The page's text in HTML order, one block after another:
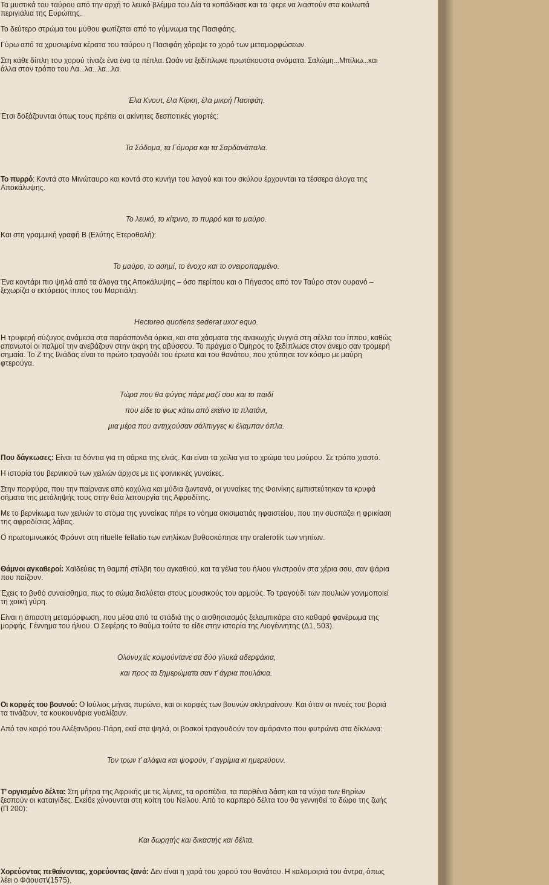
Τα μυστικά του ταύρου από την αρχή το λευκό βλέμμα του Δία τα κοπάδιασε και τα ‘φερε να λιαστούν στα κοιλωπά
περιγιάλια της Ευρώπης.
Το δεύτερο στρώμα του μύθου φωτίζεται από το γύμνωμα της Πασιφάης.
Γύρω από τα χρυσωμένα κέρατα του ταύρου η Πασιφάη χόρεψε το χορό των μεταμορφώσεων.
Στη κάθε δίπλη του χορού τίναζε ένα ένα τα πέπλα. Ωσάν να ξεδίπλωνε πρωτάκουστα ονόματα: Σαλώμη...Μπίλιω...και
άλλα στον τρόπο του Λα...λα...λα...λα.
Έλα Κνουτ, έλα Κίρκη, έλα μικρή Πασιφάη.
Έτσι δοξάζουνται όπως τους πρέπει οι ακίνητες δεσποτικές γιορτές:
Τα Σόδομα, τα Γόμορα και τα Σαρδανάπαλα.
Το πυρρό: Κοντά στο Μινώταυρο και κοντά στο κυνήγι του λαγού και του σκύλου έρχουνται τα τέσσερα άλογα της
Αποκάλυψης.
Το λευκό, το κίτρινο, το πυρρό και το μαύρο.
Και στη γραμμική γραφή Β (Ελύτης Ετεροθαλή):
Το μαύρο, το ασημί, το ένοχο και το ονειροπαρμένο.
Ένα κοντάρι πιο ψηλά από τα άλογα της Αποκάλυψης – όσο περίπου και ο Πήγασος από τον Ταύρο στον ουρανό –
ξεχωρίζει ο εκτόρειος ίππος του Μαρτιάλη:
Hectoreo quotiens sederat uxor equo.
Η τρυφερή σύζυγος ανάμεσα στα παράσπονδα όρκια, και στα χάσματα της ανακωχής ιλιγγιά στη σέλλα του ίππου, καθώς
απανωτοί οι παλμοί την ανεβάζουν στην άκρη της αβύσσου. Το πράγμα ο Όμηρος το ξεδίπλωσε στον άνεμο σαν τρομερή
σημαία. Το Ζ της Ιλιάδας είναι το πρώτο τραγούδι του έρωτα και του θανάτου, που χτύπησε τον κόσμο με μαύρη
φτερούγα.
Τώρα που θα φύγεις πάρε μαζί σου και το παιδί
που είδε το φως κάτω από εκείνο το πλατάνι,
μια μέρα που αντηχούσαν σάλπιγγες κι έλαμπαν όπλα.
Που δάγκωσες: Είναι τα δόντια για τη σάρκα της ελιάς. Και είναι τα χείλια για το χρώμα του μούρου. Σε τρόπο χιαστό.
Η ιστορία του βερνικιού των χειλιών άρχισε με τις φοινικικές γυναίκες.
Στην πορφύρα, που την παίρνανε από κοχύλια και μύδια ζωντανά, οι γυναίκες της Φοινίκης εμπιστεύτηκαν τα κρυφά
σήματα της μετάληψής τους στην θεία λειτουργία της Αφροδίτης.
Με το βερνίκωμα των χειλιών το στόμα της γυναίκας πήρε το νόημα σκισιματιάς ηφαιστείου, που την συσπάζει η φρικίαση
της αφροδίσιας λάβας.
Ο πρωτομινωικός Φρόυντ στη rituelle fellatio των ενηλίκων βυθοσκόπησε την oralerotik των νηπίων.
Θάμνοι αγκαθεροί: Χαϊδεύεις τη θαμπή στίλβη του αγκαθιού, και τα γέλια του ήλιου γλιστρούν στα χέρια σου, σαν ψάρια
που παίζουν.
Έχεις το βυθό συναίσθημα, πως το σώμα διαλύεται στους μουσικούς του αρμούς. Το τραγούδι των πουλιών γονιμοποιεί
τη χοϊκή γύρη.
Είναι η άπιαστη μεταμόρφωση, που μέσα από τα στάδιά της ο αισθησιασμός ξελαμπικάρει στο καθαρό φανέρωμα της
μορφής. Γέννημα του ήλιου. Ο Σεφέρης το θαύμα τούτο το είδε στην ιστορία της Λιογέννητης (Δ1, 503).
Ολονυχτίς κοιμούντανε σα δύο γλυκά αδερφάκια,
και προς τα ξημερώματα σαν τ’ άγρια πουλάκια.
Οι κορφές του βουνού: Ο Ιούλιος μήνας πυρώνει, και οι κορφές των βουνών σκληραίνουν. Και όταν οι πνοές του βοριά
τα τινάζουν, τα κουκουνάρια γυαλίζουν.
Από τον καιρό του Αλέξανδρου-Πάρη, εκεί στα ψηλά, οι βοσκοί τραγουδούν τον αμάραντο που φυτρώνει στα δίκλωνα:
Τον τρων τ’ αλάφια και ψοφούν, τ’ αγρίμια κι ημερεύουν.
Τ’ οργισμένο δέλτα: Στη μήτρα της Αφρικής με τις λίμνες, τα οροπέδια, τα παρθένα δάση και τα νύχια των θηρίων
ξεσπούν οι καταιγίδες. Εκείθε χύνουνται στη κοίτη του Νείλου. Από το καρπερό δέλτα του θα γεννηθεί το δώρo της ζωής
(Π 200):
Και δωρητής και δικαστής και δέλτα.
Χορεύοντας πεθαίνοντας, χορεύοντας ξανά: Δεν είναι η χαρά του χορού του θανάτου. Η καλομοιριά του άντρα, όπως
λέει ο Φάουστ\(1575).